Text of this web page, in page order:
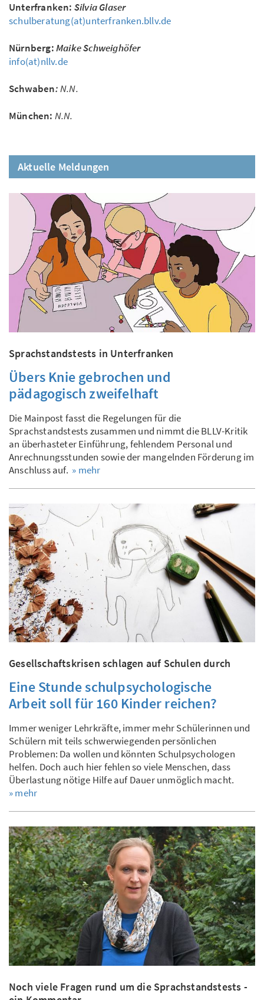
Unterfranken: Silvia Glaser
schulberatung(at)unterfranken.bllv.de
Nürnberg:Maike Schweighöfer
info(at)nllv.de
Schwaben:N.N.
München: N.N.
Aktuelle Meldungen
Sprachstandstests in Unterfranken
Übers Knie gebrochen und
pädagogisch zweifelhaft
Die Mainpost fasst die Regelungen für die
Sprachstandstests zusammen und nimmt die BLLV-Kritik
an überhasteter Einführung, fehlendem Personal und
Anrechnungsstunden sowie der mangelnden Förderung im
Anschluss auf. » mehr
Gesellschaftskrisen schlagen auf Schulen durch
Eine Stunde schulpsychologische
Arbeit soll für 160 Kinder reichen?
Immer weniger Lehrkräfte, immer mehr Schülerinnen und
Schülern mit teils schwerwiegenden persönlichen
Problemen: Da wollen und könnten Schulpsychologen
helfen. Doch auch hier fehlen so viele Menschen, dass
Überlastung nötige Hilfe auf Dauer unmöglich macht.
» mehr
Noch viele Fragen rund um die Sprachstandstests -